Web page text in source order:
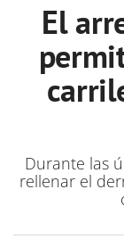
El
Durante las
rellenar el